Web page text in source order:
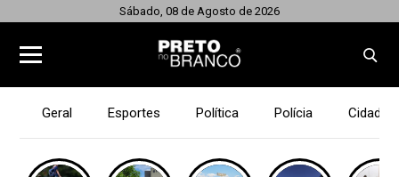
Sábado, 08 de Agosto de 2026
Geral Esportes Política Polícia Cidades